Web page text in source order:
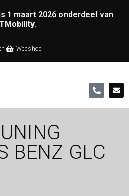
1 maart 2026 onderdeel van
.
Webshop
BENZ GLC